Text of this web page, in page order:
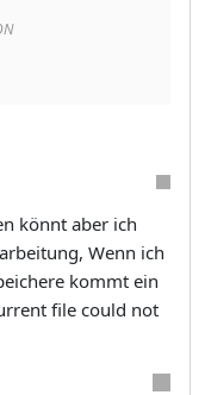
könnt aber ich
Wenn ich
kommt ein
file could not